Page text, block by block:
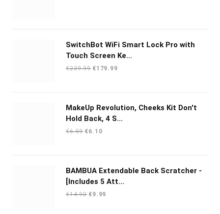
SwitchBot WiFi Smart Lock Pro with
Touch Screen Ke...
€239.99 Oorspronkelijke
€179.99Huidige
MakeUp Revolution, Cheeks Kit Don't
Hold Back, 4 S...
€6.59 Oorspronkelijke
€6.10Huidige
BAMBUA Extendable Back Scratcher -
[Includes 5 Att...
€14.90 Oorspronkelijke
€9.99